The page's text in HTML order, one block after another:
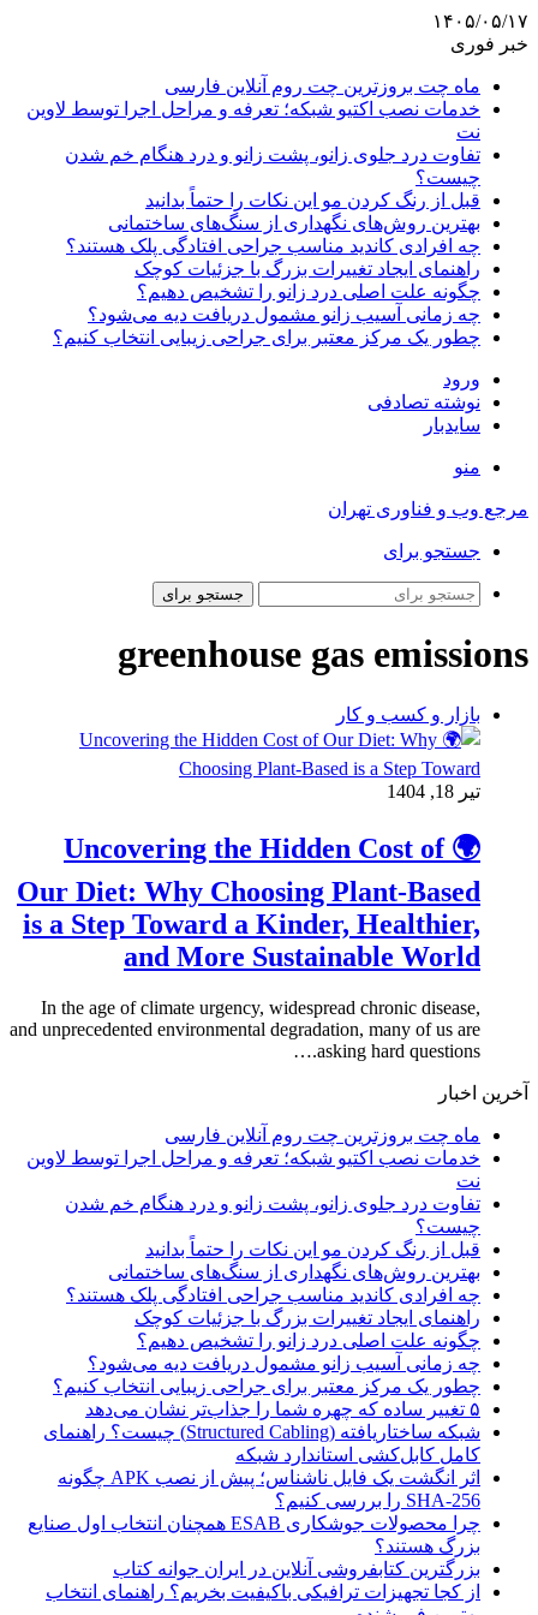
۱۴۰۵/۰۵/۱۷
خبر فوری
ماه چت بروزترین چت روم آنلاین فارسی
خدمات نصب اکتیو شبکه؛ تعرفه و مراحل اجرا توسط لاوین
نت
تفاوت درد جلوی زانو، پشت زانو و درد هنگام خم شدن
چیست؟
قبل از رنگ کردن مو این نکات را حتماً بدانید
بهترین روش‌های نگهداری از سنگ‌های ساختمانی
چه افرادی کاندید مناسب جراحی افتادگی پلک هستند؟
راهنمای ایجاد تغییرات بزرگ با جزئیات کوچک
چگونه علت اصلی درد زانو را تشخیص دهیم؟
چه زمانی آسیب زانو مشمول دریافت دیه می‌شود؟
چطور یک مرکز معتبر برای جراحی زیبایی انتخاب کنیم؟
ورود
نوشته تصادفی
سایدبار
منو
مرجع وب و فناوری تهران
جستجو برای
جستجو برای
greenhouse gas emissions
بازار و کسب و کار
تیر 18, 1404
🌍 Uncovering the Hidden Cost of
Our Diet: Why Choosing Plant-Based
is a Step Toward a Kinder, Healthier,
and More Sustainable World
In the age of climate urgency, widespread chronic disease,
and unprecedented environmental degradation, many of us are
asking hard questions.…
آخرین اخبار
ماه چت بروزترین چت روم آنلاین فارسی
خدمات نصب اکتیو شبکه؛ تعرفه و مراحل اجرا توسط لاوین
نت
تفاوت درد جلوی زانو، پشت زانو و درد هنگام خم شدن
چیست؟
قبل از رنگ کردن مو این نکات را حتماً بدانید
بهترین روش‌های نگهداری از سنگ‌های ساختمانی
چه افرادی کاندید مناسب جراحی افتادگی پلک هستند؟
راهنمای ایجاد تغییرات بزرگ با جزئیات کوچک
چگونه علت اصلی درد زانو را تشخیص دهیم؟
چه زمانی آسیب زانو مشمول دریافت دیه می‌شود؟
چطور یک مرکز معتبر برای جراحی زیبایی انتخاب کنیم؟
۵ تغییر ساده که چهره شما را جذاب‌تر نشان می‌دهد
شبکه ساختاریافته (Structured Cabling) چیست؟ راهنمای
کامل کابل‌کشی استاندارد شبکه
اثر انگشت یک فایل ناشناس؛ پیش از نصب APK چگونه
SHA-256 را بررسی کنیم؟
چرا محصولات جوشکاری ESAB همچنان انتخاب اول صنایع
بزرگ هستند؟
بزرگترین کتابفروشی آنلاین در ایران جوانه کتاب
از کجا تجهیزات ترافیکی باکیفیت بخریم؟ راهنمای انتخاب